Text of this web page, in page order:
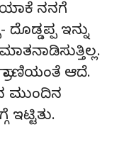
ಯಾಕೆ ನನಗೆ
ಇನ್ನು
ಆದೆ.
ಮುಂದಿನ